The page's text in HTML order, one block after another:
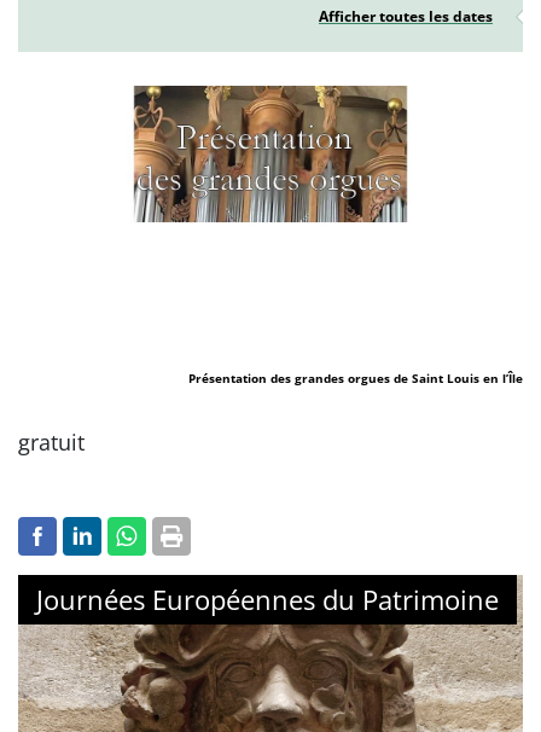
Afficher toutes les dates
Présentation des grandes orgues de Saint Louis en l’Île
gratuit
Journées Européennes du Patrimoine